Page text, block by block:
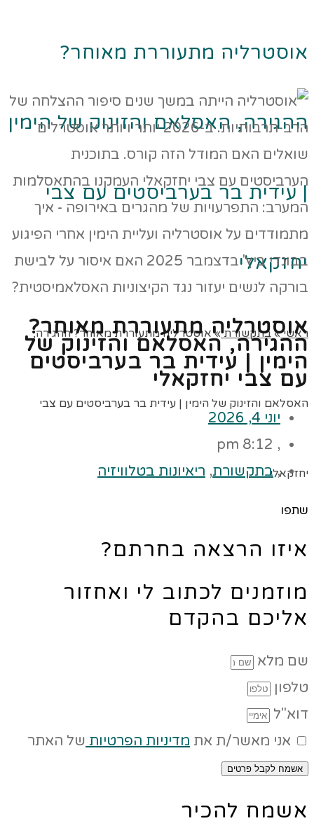
אוסטרליה מתעוררת מאוחר?
ההגירה, האסלאם והזינוק של הימין
| עידית בר בערביסטים עם צבי
יחזקאלי
ראשי » בתקשורת » אוסטרליה מתעוררת מאוחר? ההגירה,
האסלאם והזינוק של הימין | עידית בר בערביסטים עם צבי
יחזקאלי
אוסטרליה מתעוררת מאוחר?
ההגירה, האסלאם והזינוק של
הימין | עידית בר בערביסטים
עם צבי יחזקאלי
יוני 4, 2026
,
8:12 pm
, בתקשורת, ריאיונות בטלוויזיה
שתפו
איזו הרצאה בחרתם?
מוזמנים לכתוב לי ואחזור
אליכם בהקדם
שם מלא
טלפון
דוא"ל
אני מאשר/ת את מדיניות הפרטיות של האתר
אשמח לקבל פרטים
אשמח להכיר